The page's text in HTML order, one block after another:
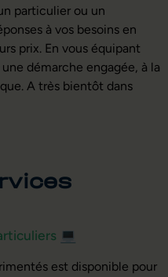
particulier ou un
à vos besoins en
prix. En vous équipant
démarche engagée, à la
A très bientôt dans
💻
est disponible pour